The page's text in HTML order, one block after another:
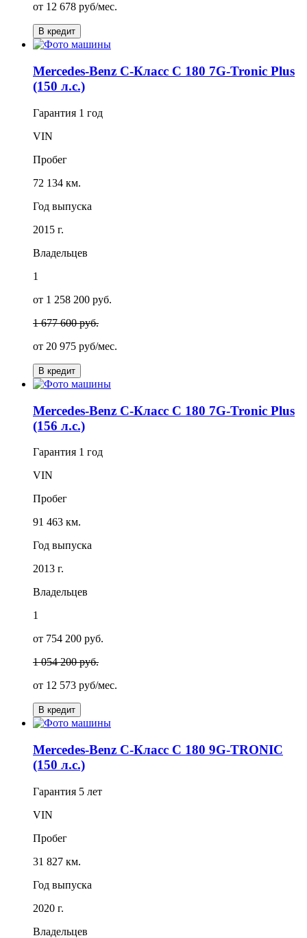
от 12 678 руб/мес.
В кредит
Mercedes-Benz C-Класс C 180 7G-Tronic Plus
(150 л.с.)
Гарантия 1 год
VIN
Пробег
72 134 км.
Год выпуска
2015 г.
Владельцев
1
от 1 258 200 руб.
1 677 600 руб.
от 20 975 руб/мес.
В кредит
Mercedes-Benz C-Класс C 180 7G-Tronic Plus
(156 л.с.)
Гарантия 1 год
VIN
Пробег
91 463 км.
Год выпуска
2013 г.
Владельцев
1
от 754 200 руб.
1 054 200 руб.
от 12 573 руб/мес.
В кредит
Mercedes-Benz C-Класс C 180 9G-TRONIC
(150 л.с.)
Гарантия 5 лет
VIN
Пробег
31 827 км.
Год выпуска
2020 г.
Владельцев